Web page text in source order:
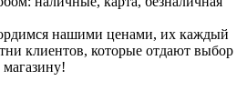
нашими ценами, их каждый
клиентов, которые отдают выбор